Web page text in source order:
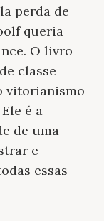
perda de
queria
O livro
classe
vitorianismo
é a
de uma
e
essas